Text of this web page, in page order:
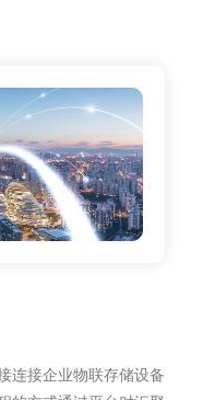
连接企业物联存储设备